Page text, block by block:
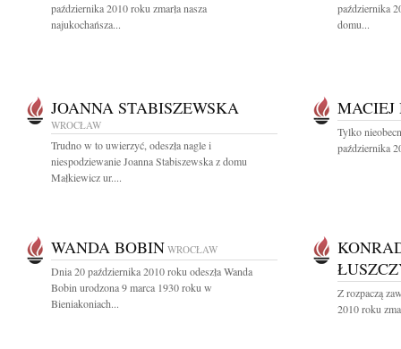
października 2010 roku zmarła nasza
najukochańsza...
października
domu...
JOANNA STABISZEWSKA
WROCŁAW
Trudno w to uwierzyć, odeszła nagle i
niespodziewanie Joanna Stabiszewska z domu
Małkiewicz ur....
MACIEJ
Tylko
października
WANDA BOBIN WROCŁAW
Dnia 20 października 2010 roku odeszła Wanda
Bobin urodzona 9 marca 1930 roku w
Bieniakoniach...
Z rozpaczą
2010 roku